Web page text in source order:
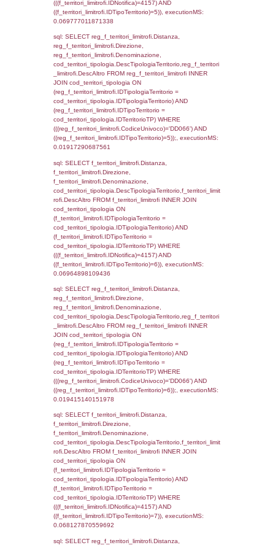
0.0013539791107178
SEPARATOR '; ') AS DescAltro,
f_territori_limitrofi INNER JOIN
(f_territori_limitrofi.IDTipologiaTerritorio =
cod_territori_tipologia.IDTipologiaTerritorio
f_territori_limitrofi.IDTipoTerritorio =
cod_territori_tipologia.IDTerritorioTP )
((f_territori_limitrofi.IDNotifica) = 4157 ) AND
executionMS: 0.053373098373413
sql: SELECT
SEPARATOR '; ') AS DescAltro,
reg_f_territori_limitrofi INNER JOIN
ON
reg_f_territori_limitrofi.IDTipoTerritorio =
cod_territori_tipologia.IDTerritorioTP)
((reg_f_territori_limitrofi.CodiceUnivoco)
cod_territori_tipologia.IDTerritorioTP=1)
executionMS: 0.038180112838745
sql: SELECT f_territori_limitrofi.Distanza,
f_territori_limitrofi.Direzione,
f_territori_limitrofi.Denominazione,
f_territori_limitrofi.DescAltro,
f_territori_limitrofi INNER JOIN
(f_territori_limitrofi.IDTipologiaTerritorio =
cod_territori_tipologia.IDTipologiaTerritorio)
(f_territori_limitrofi.IDTipoTerritorio =
cod_territori_tipologia.IDTerritorioTP)